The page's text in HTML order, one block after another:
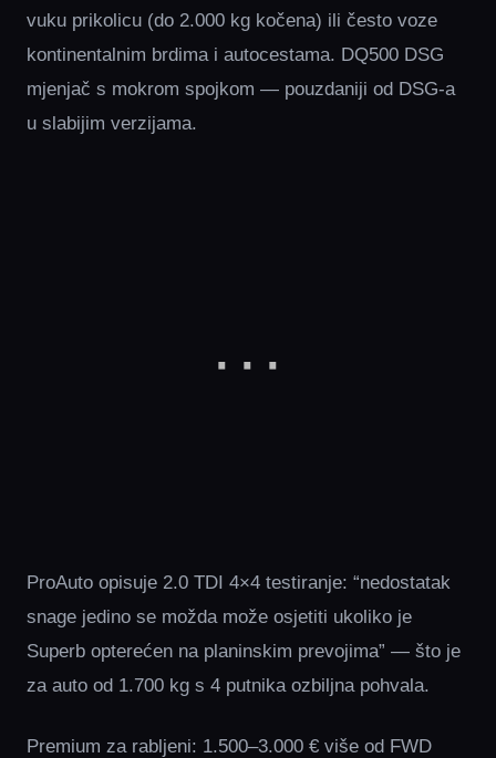
vuku prikolicu (do 2.000 kg kočena) ili često voze
kontinentalnim brdima i autocestama. DQ500 DSG
mjenjač s mokrom spojkom — pouzdaniji od DSG-a
u slabijim verzijama.
ProAuto opisuje 2.0 TDI 4×4 testiranje: “nedostatak
snage jedino se možda može osjetiti ukoliko je
Superb opterećen na planinskim prevojima” — što je
za auto od 1.700 kg s 4 putnika ozbiljna pohvala.
Premium za rabljeni: 1.500–3.000 € više od FWD